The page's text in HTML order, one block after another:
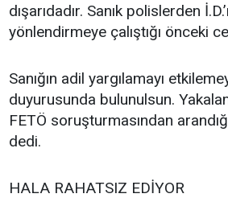
dışarıdadır. Sanık polislerden
yönlendirmeye çalıştığı önceki
Sanığın adil yargılamayı
duyurusunda bulunulsun.
FETÖ soruşturmasından
dedi.
HALA RAHATSIZ EDİYOR